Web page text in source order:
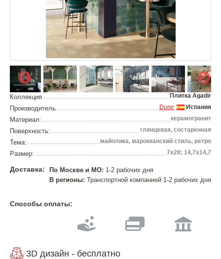
Коллекция Плитка Agadir
Производитель Испания
Dune
Материал: керамогранит
Поверхность: глянцевая, состаренная
Тема: майолика, марокканский стиль, ретро
Размер: 7х28; 14,7х14,7
Доставка: По Москве и МО: 1-2 рабочих дня
В регионы: Транспортной компанией 1-2 рабочих дня
Способы оплаты:
3D дизайн - бесплатно